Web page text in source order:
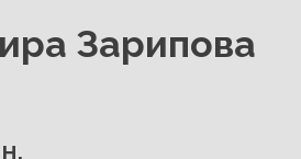
Зарипова